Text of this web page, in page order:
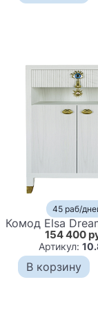
45 раб/
154 400
Артикул:
В корзину